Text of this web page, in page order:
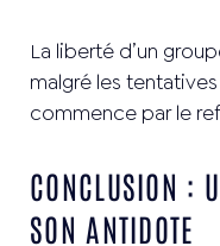
La liberté d’un
malgré les
commence par le
CONCLUSION :
SON ANTIDOTE